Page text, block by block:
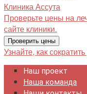
КлиникаАссута
Проверьте цены на
сайте клиники.
Проверить цены
Узнайте, как
Наш проект
Наша команда